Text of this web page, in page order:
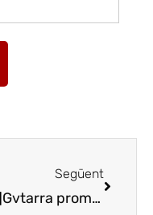
Següent
[:ca]Gvtarra promociona la Festa de la Verdura de Tudela[:es]Gvtarra promociona la Fiesta de la Verdura de Tudela[:]